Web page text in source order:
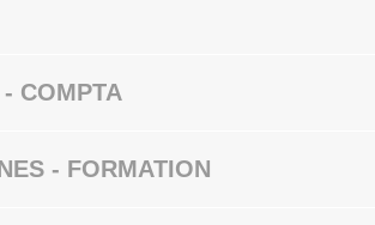
COMPTA
- FORMATION